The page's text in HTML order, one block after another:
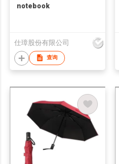
notebook
仕璋股份有限公司
查询